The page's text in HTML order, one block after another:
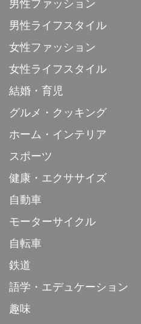
男性ファッション
男性ライフスタイル
女性ファッション
女性ライフスタイル
結婚・育児
グルメ・クッキング
ホーム・インテリア
スポーツ
健康・エクササイズ
自動車
モーターサイクル
自転車
鉄道
語学・エデュケーション
趣味